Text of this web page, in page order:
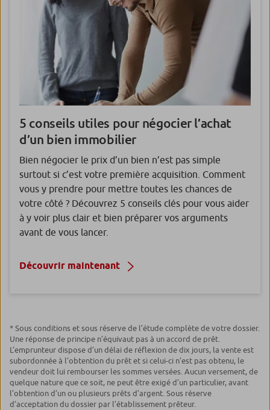
5 conseils utiles pournégocier l’achat
d’un bien immobilier
Bien négocier le prix d’un bien n’est pas simple
surtout si c’est votre première acquisition. Comment
vous y prendre pour mettre toutes les chances de
votre côté ? Découvrez 5 conseils clés pour vous aider
à y voir plus clair et bien préparer vos arguments
avant de vous lancer.
Découvrir maintenant
* Sous conditions et sous réserve de l’étude complète de votre dossier.
Une réponse de principe n’équivaut pas à un accord de prêt.
L’emprunteur dispose d’un délai de réflexion de dix jours, la vente est
subordonnée à l’obtention du prêt et si celui-ci n’est pas obtenu, le
vendeur doit lui rembourser les sommes versées. Aucun versement, de
quelque nature que ce soit, ne peut être exigé d’un particulier, avant
l’obtention d’un ou plusieurs prêts d’argent. Sous réserve
d’acceptation du dossier par l’établissement prêteur.